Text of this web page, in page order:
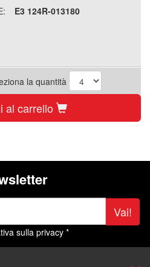
E3 124R-013180
la quantità
al carrello
Vai!
sulla privacy *